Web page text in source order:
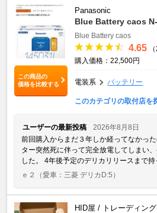
この商品の
価格を比較する
Panasonic
Blue Battery caos
Blue Battery caos
4.65
購入価格：22,500円
電装系 バッテリー
このカテゴリの取付店を
ユーザーの最新投稿
2026年8月8日
前回購入からまだ３年しか経ってなかっ
ター突然死に伴って完全放電してしまい
した。 4年後予定のデリカリリースまで持
ｅ２
（愛車：三菱 デリカD:5）
HID屋 / トレーディン